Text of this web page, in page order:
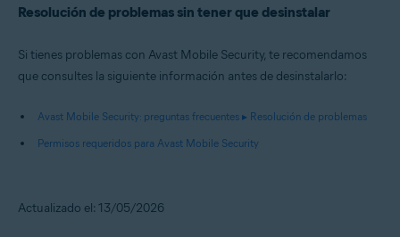
Resolución de problemas sin tener que desinstalar
Si tienes problemas con Avast Mobile Security, te recomendamos
que consultes la siguiente información antes de desinstalarlo:
Avast Mobile Security: preguntas frecuentes ▸ Resolución de problemas
Permisos requeridos para Avast Mobile Security
Actualizado el: 13/05/2026